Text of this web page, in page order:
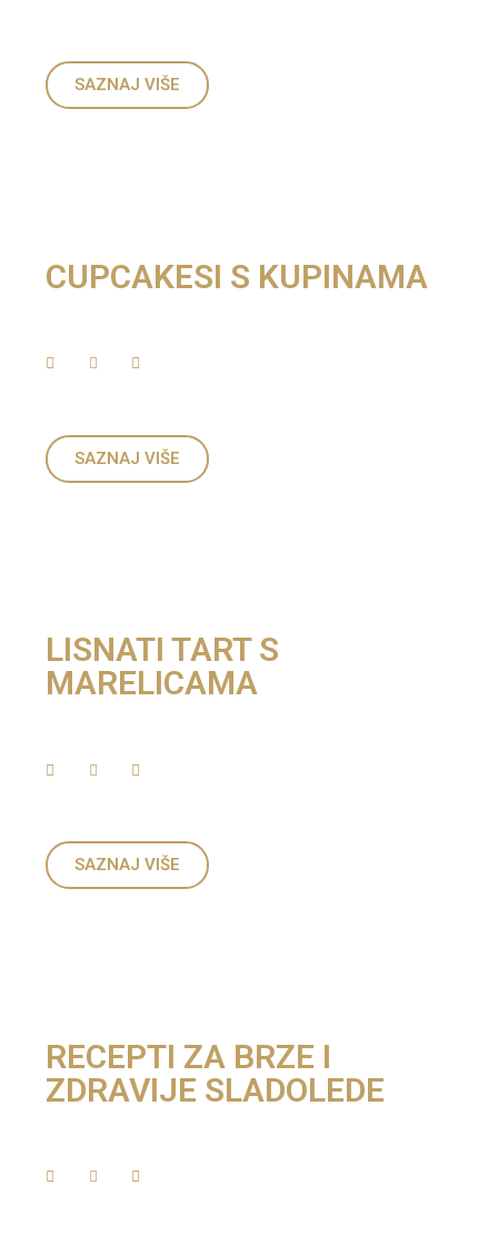
SAZNAJ VIŠE
CUPCAKESI S KUPINAMA
SAZNAJ VIŠE
LISNATI TART S
MARELICAMA
SAZNAJ VIŠE
RECEPTI ZA BRZE I
ZDRAVIJE SLADOLEDE